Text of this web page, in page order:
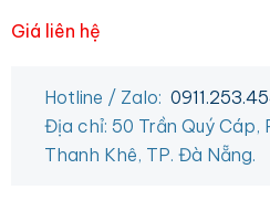
Giá liên hệ
Hotline / Zalo:
Địa chỉ: 50 Trần Quý Cáp,
Thanh Khê, TP. Đà Nẵng.